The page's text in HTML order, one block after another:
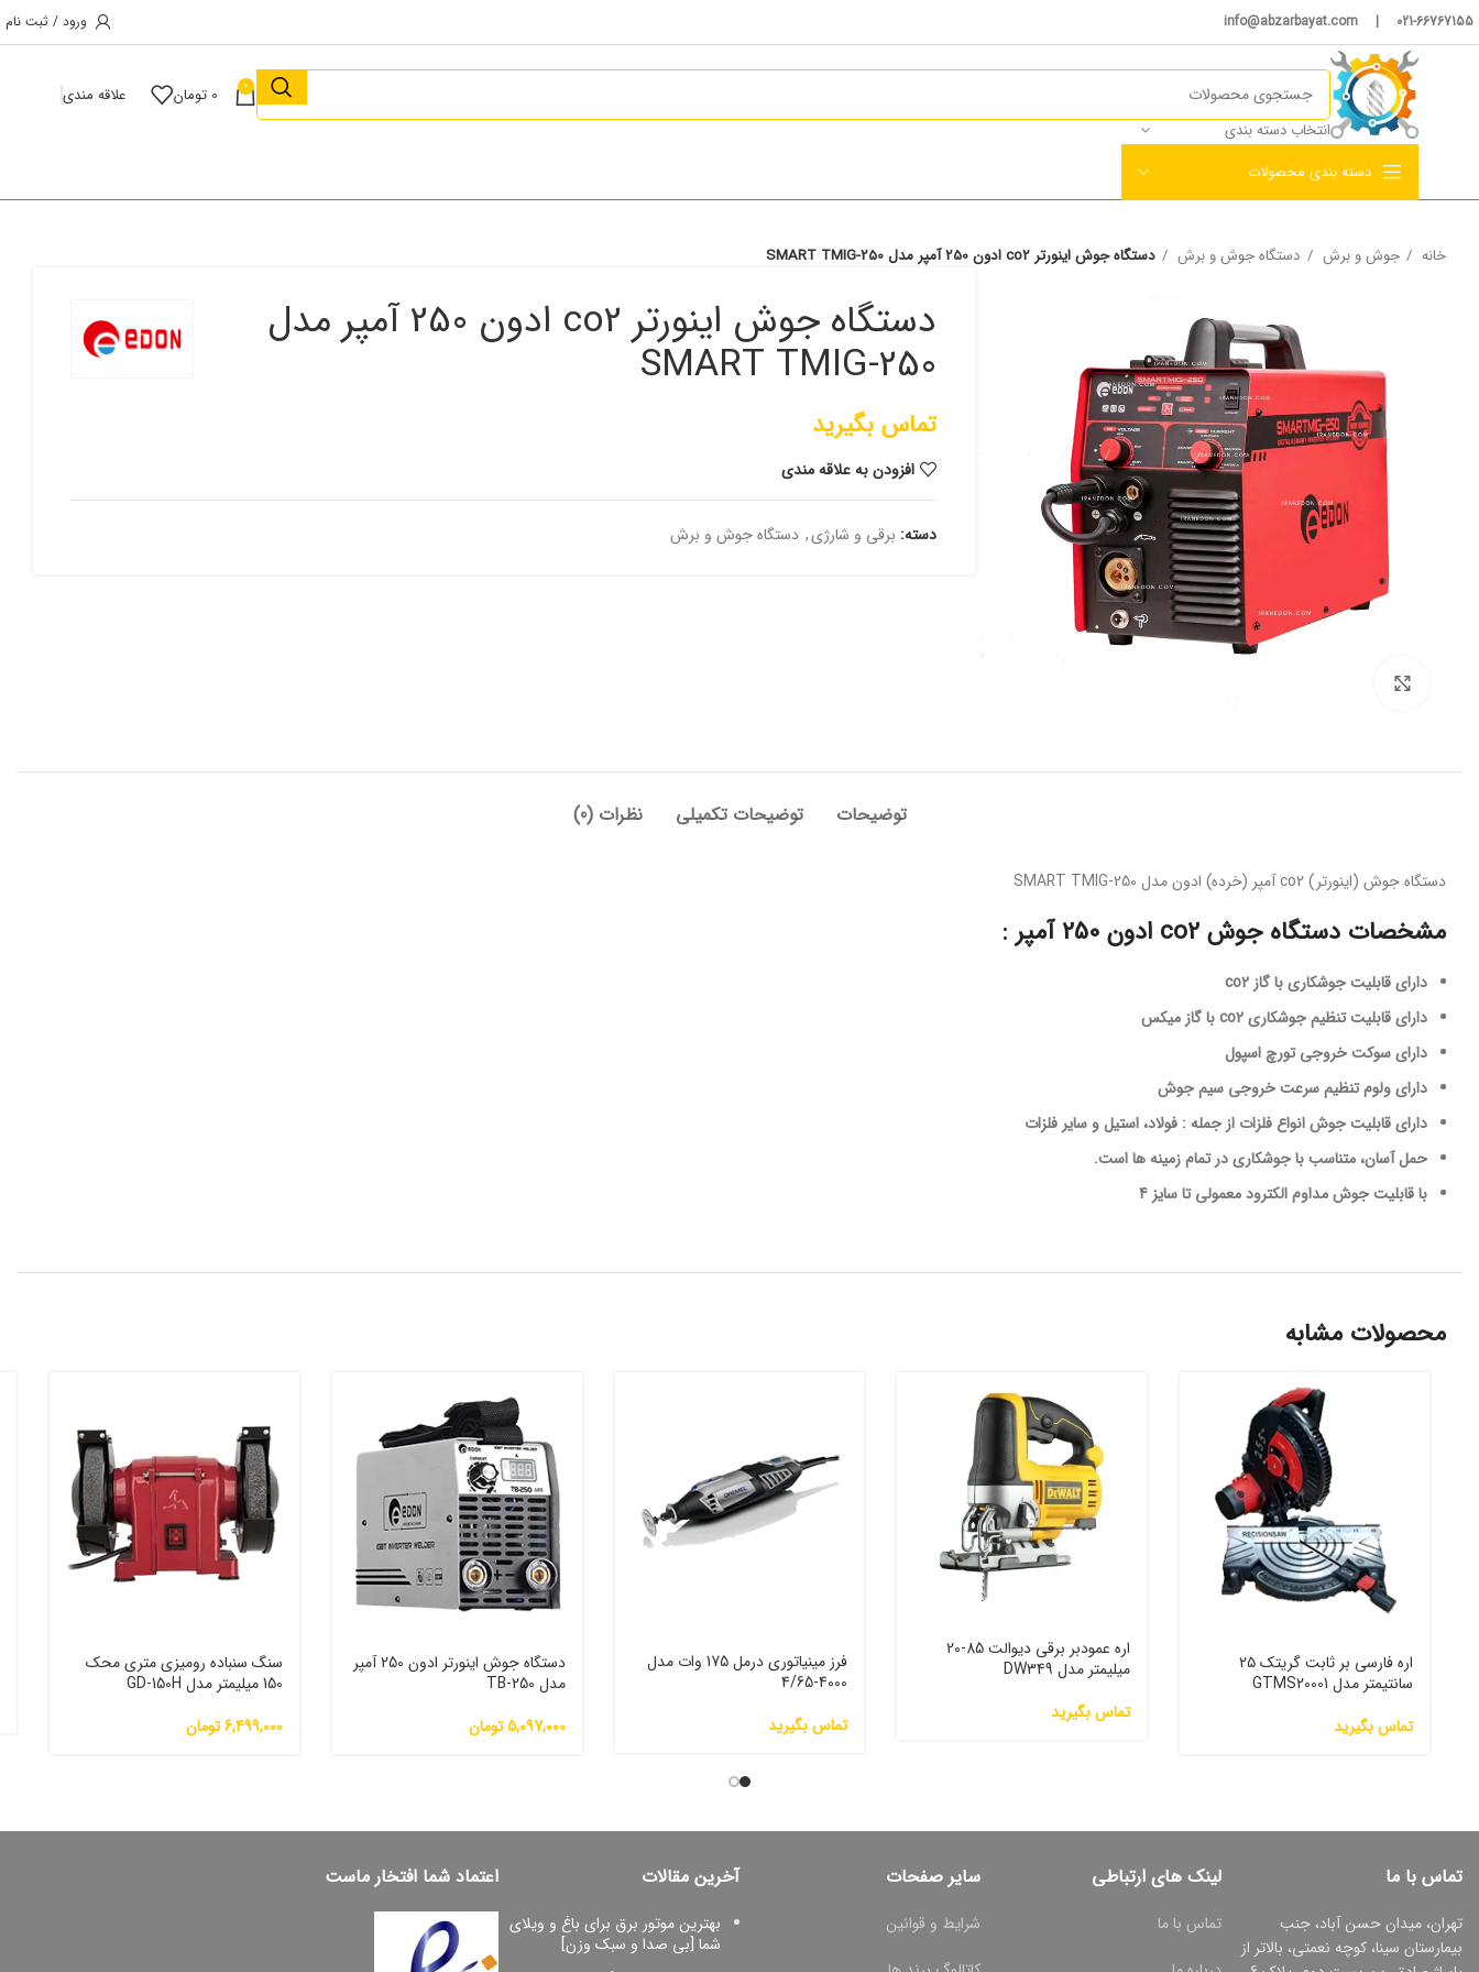
021-66767155 | info@abzarbayat.com ورود / ثبت نام
انتخاب دسته بندی
0
0 تومان علاقه مندی
دسته بندی محصولات
خانه جوش و برش دستگاه جوش و برش دستگاه جوش اینورتر co2 ادون 250 آمپر مدل SMART TMIG-250
دستگاه جوش اینورتر co2 ادون 250 آمپر مدل
SMART TMIG-250
تماس بگیرید
افزودن به علاقه مندی
دسته: برقی و شارژی, دستگاه جوش و برش
توضیحات توضیحات تکمیلی نظرات (0)
دستگاه جوش (اینورتر) co2 آمپر (خرده) ادون مدل SMART TMIG-250
مشخصات دستگاه جوش co2 ادون 250 آمپر :
دارای قابلیت جوشکاری با گاز co2
دارای قابلیت تنظیم جوشکاری co2 با گاز میکس
دارای سوکت خروجی تورچ اسپول
دارای ولوم تنظیم سرعت خروجی سیم جوش
دارای قابلیت جوش انواع فلزات از جمله : فولاد، استیل و سایر فلزات
حمل آسان، متناسب با جوشکاری در تمام زمینه ها است.
با قابلیت جوش مداوم الکترود معمولی تا سایز 4
محصولات مشابه
اره فارسی بر ثابت گریتک ۲۵
سانتیمتر مدل GTMS20001
تماس بگیرید
اره عمودبر برقی دیوالت 85-20
میلیمتر مدل DW349
تماس بگیرید
فرز مینیاتوری درمل 175 وات مدل
4000-4/65
تماس بگیرید
دستگاه جوش اینورتر ادون 250 آمپر
مدل TB-250
5,097,000تومان
سنگ سنباده رومیزی متری محک
150 میلیمتر مدل GD-150H
6,499,000تومان
تماس با ما
تهران، میدان حسن آباد، جنب
بیمارستان سینا، کوچه نعمتی، بالاتر از
لینک های ارتباطی
تماس با ما
سایر صفحات
شرایط و قوانین
آخرین مقالات
بهترین موتور برق برای باغ و ویلای
شما [بی صدا و سبک وزن]
اعتماد شما افتخار ماست